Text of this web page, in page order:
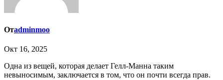
Отadminmoo
Окт 16, 2025
Одна из вещей, которая делает Гелл-Манна таким
невыносимым, заключается в том, что он почти всегда прав.